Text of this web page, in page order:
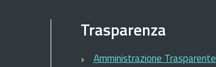
Trasparenza
Amministrazione Trasparente